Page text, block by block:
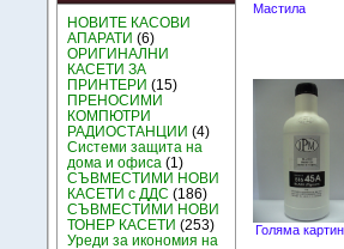
НОВИТЕ КАСОВИ
АПАРАТИ (6)
ОРИГИНАЛНИ
КАСЕТИ ЗА
ПРИНТЕРИ (15)
ПРЕНОСИМИ
КОМПЮТРИ
РАДИОСТАНЦИИ (4)
Системи защита на
дома и офиса (1)
СЪВМЕСТИМИ НОВИ
КАСЕТИ с ДДС (186)
СЪВМЕСТИМИ НОВИ
ТОНЕР КАСЕТИ (253)
Уреди за икономия на
Мастила
Голяма